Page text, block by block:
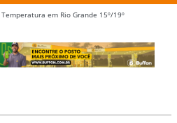
Temperatura em Rio Grande 15º/19º